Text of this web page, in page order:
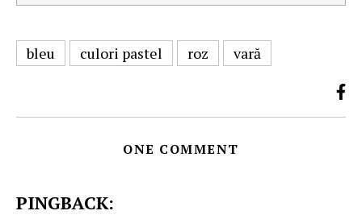
bleu culori pastel roz vară
ONE COMMENT
PINGBACK: